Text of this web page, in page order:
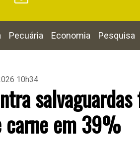
Pecuária Economia Pesquisa
10h34
carne em 39%